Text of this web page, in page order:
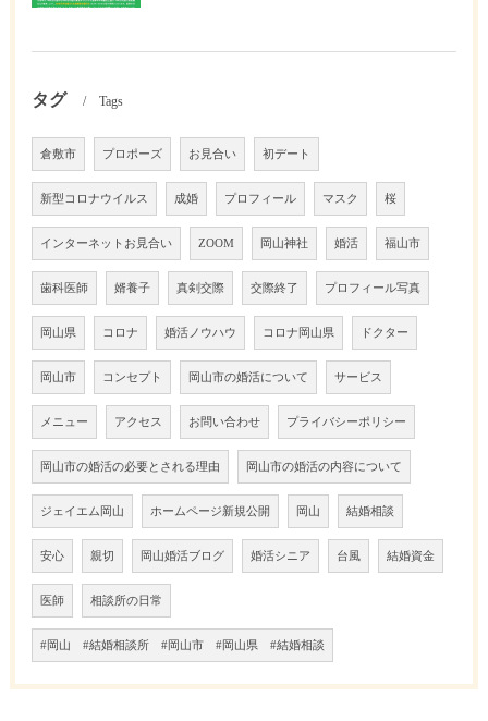
タグ Tags
倉敷市 プロポーズ お見合い 初デート
新型コロナウイルス 成婚 プロフィール マスク 桜
インターネットお見合い ZOOM 岡山神社 婚活 福山市
歯科医師 婿養子 真剣交際 交際終了 プロフィール写真
岡山県 コロナ 婚活ノウハウ コロナ岡山県 ドクター
岡山市 コンセプト 岡山市の婚活について サービス
メニュー アクセス お問い合わせ プライバシーポリシー
岡山市の婚活の必要とされる理由 岡山市の婚活の内容について
ジェイエム岡山 ホームページ新規公開 岡山 結婚相談
安心 親切 岡山婚活ブログ 婚活シニア 台風 結婚資金
医師 相談所の日常
#岡山 #結婚相談所 #岡山市 #岡山県 #結婚相談